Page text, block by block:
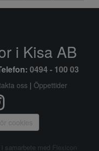
i Kisa AB
0494 - 100 03
oss | Öppettider
cookies
samarbete med Flexicon